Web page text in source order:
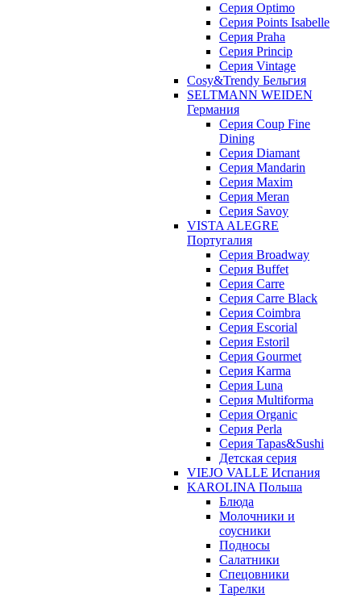
Серия Optimo
Серия Points Isabelle
Серия Praha
Серия Princip
Серия Vintage
Cosy&Trendy Бельгия
SELTMANN WEIDEN
Германия
Cерия Coup Fine
Dining
Cерия Diamant
Cерия Mandarin
Cерия Maxim
Серия Meran
Серия Savoy
VISTA ALEGRE
Португалия
Серия Broadway
Серия Buffet
Серия Carre
Серия Carre Black
Серия Coimbra
Серия Escorial
Серия Estoril
Серия Gourmet
Серия Karma
Серия Luna
Серия Multiforma
Серия Organic
Серия Perla
Серия Tapas&Sushi
Детская серия
VIEJO VALLE Испания
KAROLINA Польша
Блюда
Молочники и
соусники
Подносы
Салатники
Спецовники
Тарелки